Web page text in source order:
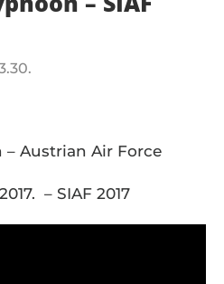
Austrian Air Force
– SIAF 2017